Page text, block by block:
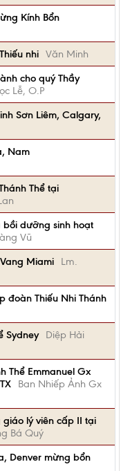
Kính Bổn
nhi Văn Minh
cho quý Thầy
Lễ, O.P
Sơn Liêm, Calgary,
Nam
Thể tại
bồi dưỡng sinh hoạt
Vũ
Miami
Lm.
đoàn Thiếu Nhi Thánh
Sydney
Diệp Hải
Thể Emmanuel Gx
Ban Nhiếp Ảnh Gx
lý viên cấp II tại
Bá Quý
Denver mừng bổn